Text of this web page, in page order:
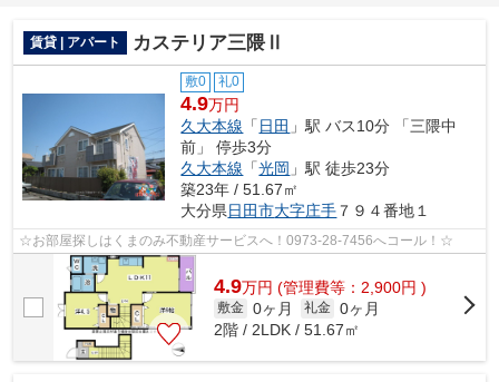
賃貸 | アパート カステリア三隈Ⅱ
敷0 礼0
4.9万円
久大本線 「 日田 」駅 バス10分 「三隈中
前」 停歩3分
久大本線 「光岡 」駅 徒歩23分
築23年 / 51.67㎡
大分県日田市大字庄手 ７９４番地１
☆お部屋探しはくまのみ不動産サービスへ！0973-28-7456へコール！☆
4.9万円 (管理費等：2,900円 )
敷金 0ヶ月 礼金 0ヶ月
2階 / 2LDK / 51.67㎡